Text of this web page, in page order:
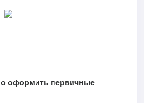
оформить первичные